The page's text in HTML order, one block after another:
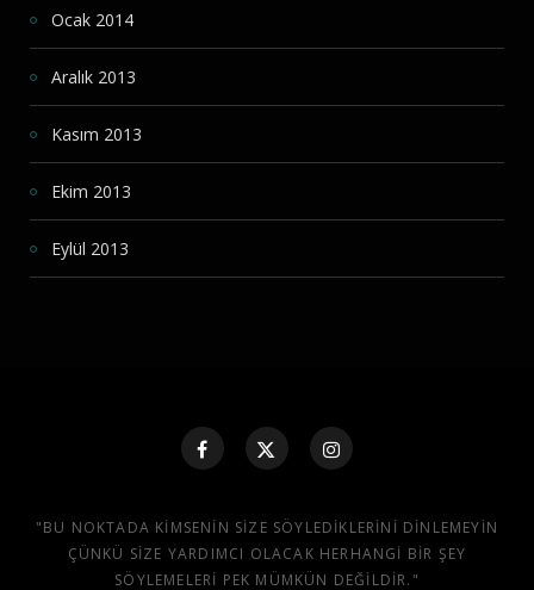
Ocak 2014
Aralık 2013
Kasım 2013
Ekim 2013
Eylül 2013
"BU NOKTADA KIMSENIN SIZE SÖYLEDIKLERINI DINLEMEYIN
ÇÜNKÜ SIZE YARDIMCI OLACAK HERHANGI BIR ŞEY
SÖYLEMELERI PEK MÜMKÜN DEĞILDIR."